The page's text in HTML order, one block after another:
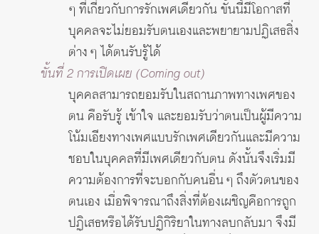
ๆ ที่เกี่ยวกับการรักเพศเดียวกัน ขั้นนี้มีโอกาสที่
บุคคลจะไม่ยอมรับตนเองและพยายามปฏิเสธสิ่ง
ต่าง ๆ ได้ตนรับรู้ได้
ขั้นที่ 2 การเปิดเผย (Coming out)
บุคคลสามารถยอมรับในสถานภาพทางเพศของ
ตน คือรับรู้ เข้าใจ และยอมรับว่าตนเป็นผู้มีความ
โน้มเอียงทางเพศแบบรักเพศเดียวกันและมีความ
ชอบในบุคคลที่มีเพศเดียวกับตน ดังนั้นจึงเริ่มมี
ความต้องการที่จะบอกกับคนอื่น ๆ ถึงตัวตนของ
ตนเอง เมื่อพิจารณาถึงสิ่งที่ต้องเผชิญคือการถูก
ปฏิเสธหรือได้รับปฏิกิริยาในทางลบกลับมา จึงมี